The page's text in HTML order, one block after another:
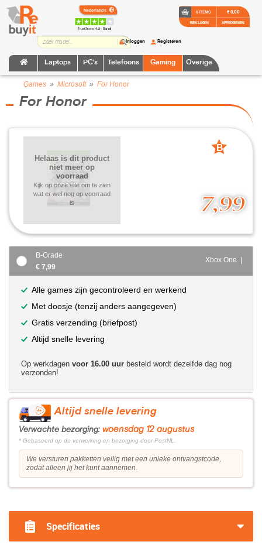
TrustScore:4.2 • Goed
Laptops PC's Telefoons Gaming Overige
Inloggen Registeren
0 ITEMS
BEKIJKEN
€ 0,00
AFREKENEN
Games » Microsoft» For Honor
For Honor
7,99
Helaas is dit product
niet meer op
voorraad
Kijk op onze site om te zien
wat er wel nog op voorraad
is
B
B-Grade
€ 7,99
Xbox One |
Alle games zijn gecontroleerd en werkend
Met doosje (tenzij anders aangegeven)
Gratis verzending (briefpost)
Altijd snelle levering
Op werkdagen voor 16.00 uur besteld wordt dezelfde dag nog
verzonden!
Altijd snelle levering
Verwachte bezorging: woensdag 12 augustus
* Gebaseerd op de verwerking en bezorging door PostNL.
We versturen pakketten veilig met een unieke ontvangstcode,
zodat alleen jij het kunt aannemen.
Specificaties